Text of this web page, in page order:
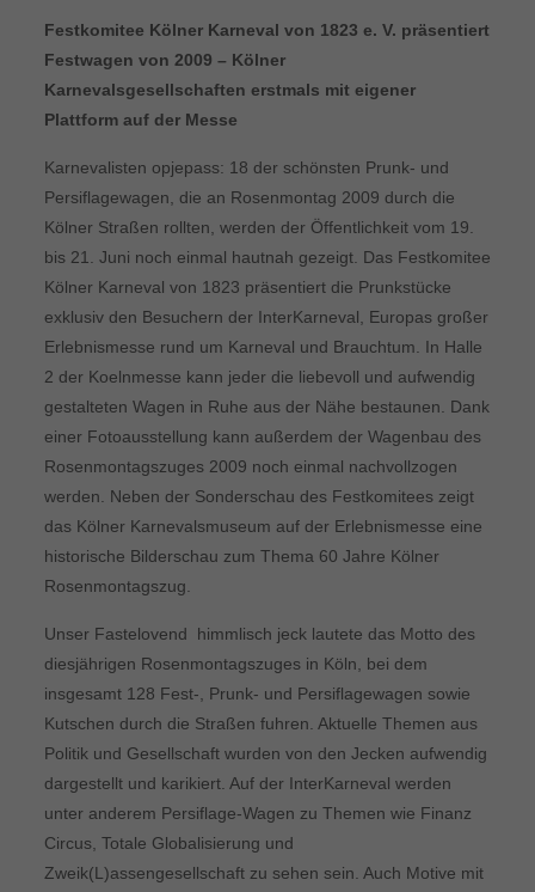
Festkomitee Kölner Karneval von 1823 e. V. präsentiert
Festwagen von 2009 – Kölner
Karnevalsgesellschaften erstmals mit eigener
Plattform auf der Messe
Karnevalisten opjepass: 18 der schönsten Prunk- und
Persiflagewagen, die an Rosenmontag 2009 durch die
Kölner Straßen rollten, werden der Öffentlichkeit vom 19.
bis 21. Juni noch einmal hautnah gezeigt. Das Festkomitee
Kölner Karneval von 1823 präsentiert die Prunkstücke
exklusiv den Besuchern der InterKarneval, Europas großer
Erlebnismesse rund um Karneval und Brauchtum. In Halle
2 der Koelnmesse kann jeder die liebevoll und aufwendig
gestalteten Wagen in Ruhe aus der Nähe bestaunen. Dank
einer Fotoausstellung kann außerdem der Wagenbau des
Rosenmontagszuges 2009 noch einmal nachvollzogen
werden. Neben der Sonderschau des Festkomitees zeigt
das Kölner Karnevalsmuseum auf der Erlebnismesse eine
historische Bilderschau zum Thema 60 Jahre Kölner
Rosenmontagszug.
Unser Fastelovend  himmlisch jeck lautete das Motto des
diesjährigen Rosenmontagszuges in Köln, bei dem
insgesamt 128 Fest-, Prunk- und Persiflagewagen sowie
Kutschen durch die Straßen fuhren. Aktuelle Themen aus
Politik und Gesellschaft wurden von den Jecken aufwendig
dargestellt und karikiert. Auf der InterKarneval werden
unter anderem Persiflage-Wagen zu Themen wie Finanz
Circus, Totale Globalisierung und
Zweik(L)assengesellschaft zu sehen sein. Auch Motive mit